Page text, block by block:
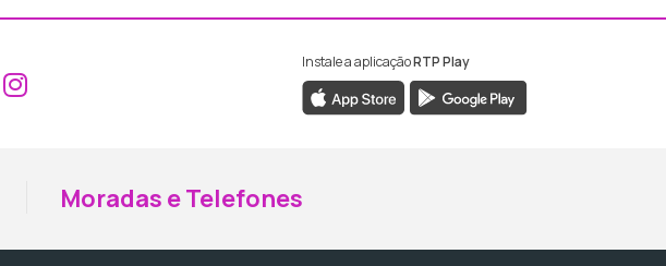
Aceder ao Facebook da RTP Madeira
Aceder ao Instagram da RTP Madeira
Instale a aplicaçãoRTP Play
Moradas e Telefones